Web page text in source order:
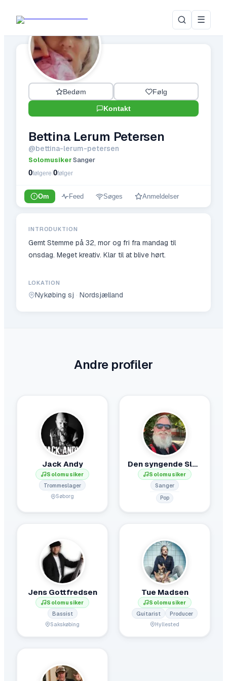
☰
Bedøm Følg
Kontakt
Bettina Lerum Petersen
@bettina-lerum-petersen
Solomusiker·Sanger
0følgere 0følger
Om Feed Søges Anmeldelser
INTRODUKTION
Gemt Stemme på 32, mor og fri fra mandag til
onsdag. Meget kreativ. Klar til at blive hørt.
LOKATION
Nykøbing sj · Nordsjælland
Andre profiler
Jack Andy
Solomusiker
Trommeslager
Søborg
Den syngende Slamsuger
Solomusiker
Sanger
Pop
Jens Gottfredsen
Solomusiker
Bassist
Sakskøbing
Tue Madsen
Solomusiker
Guitarist
Producer
Hyllested